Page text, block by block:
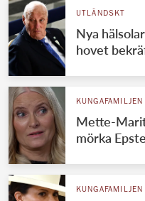
UTLÄNDSKT
Nya
hovet
KUNGAFAMILJEN
Mette-
mörka
KUNGAFAMILJEN